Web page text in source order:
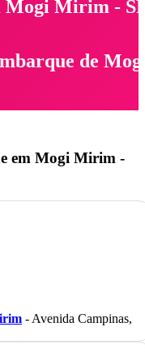
Mogi Mirim -
de
em Mogi Mirim -
- Avenida Campinas,